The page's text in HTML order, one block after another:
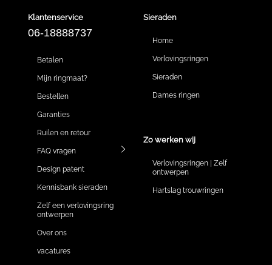
Klantenservice
06-18888737
Betalen
Mijn ringmaat?
Bestellen
Garanties
Ruilen en retour
FAQ vragen
Design patent
Kennisbank sieraden
Zelf een verlovingsring
ontwerpen
Over ons
vacatures
Sieraden
Home
Verlovingsringen
Sieraden
Dames ringen
Zo werken wij
Verlovingsringen | Zelf
ontwerpen
Hartslag trouwringen